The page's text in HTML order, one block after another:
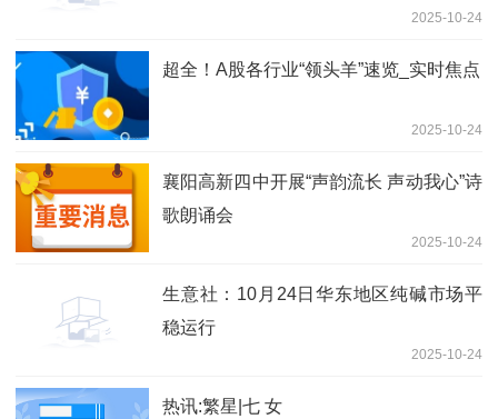
2025-10-24
超全！A股各行业“领头羊”速览_实时焦点
2025-10-24
襄阳高新四中开展“声韵流长 声动我心”诗
歌朗诵会
2025-10-24
生意社：10月24日华东地区纯碱市场平
稳运行
2025-10-24
热讯:繁星|七 女